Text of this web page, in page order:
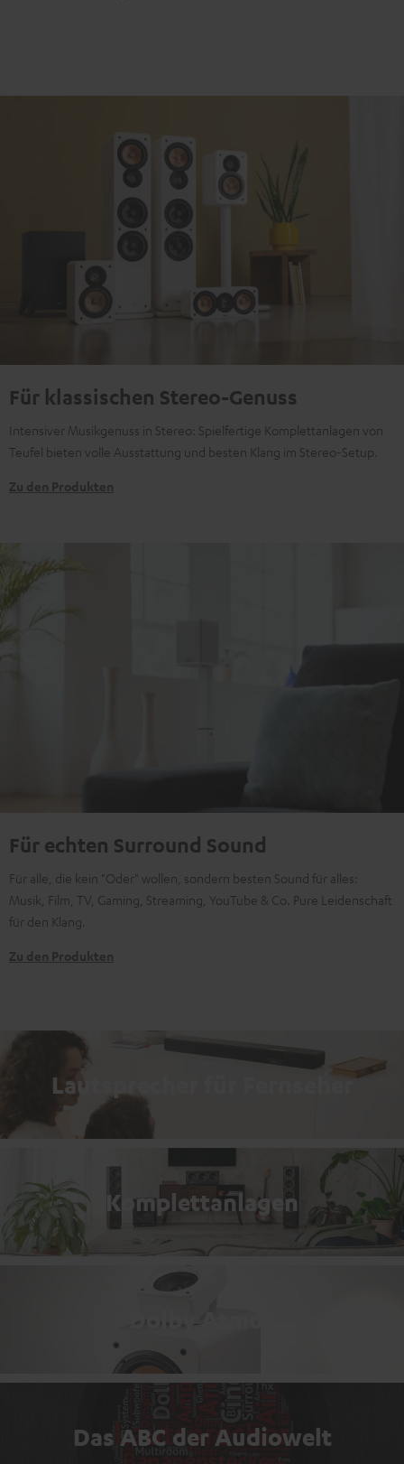
Für klassischen Stereo-Genuss
Intensiver Musikgenuss in Stereo: Spielfertige Komplettanlagen von
Teufel bieten volle Ausstattung und besten Klang im Stereo-Setup.
Zu den Produkten
Für echten Surround Sound
Für alle, die kein "Oder" wollen, sondern besten Sound für alles:
Musik, Film, TV, Gaming, Streaming, YouTube & Co. Pure Leidenschaft
für den Klang.
Zu den Produkten
Lautsprecher für Fernseher
Komplettanlagen
Dolby Atmos
Das ABC der Audiowelt